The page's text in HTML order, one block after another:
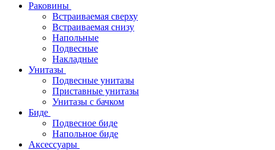
Раковины
Встраиваемая сверху
Встраиваемая снизу
Напольные
Подвесные
Накладные
Унитазы
Подвесные унитазы
Приставные унитазы
Унитазы с бачком
Биде
Подвесное биде
Напольное биде
Аксессуары